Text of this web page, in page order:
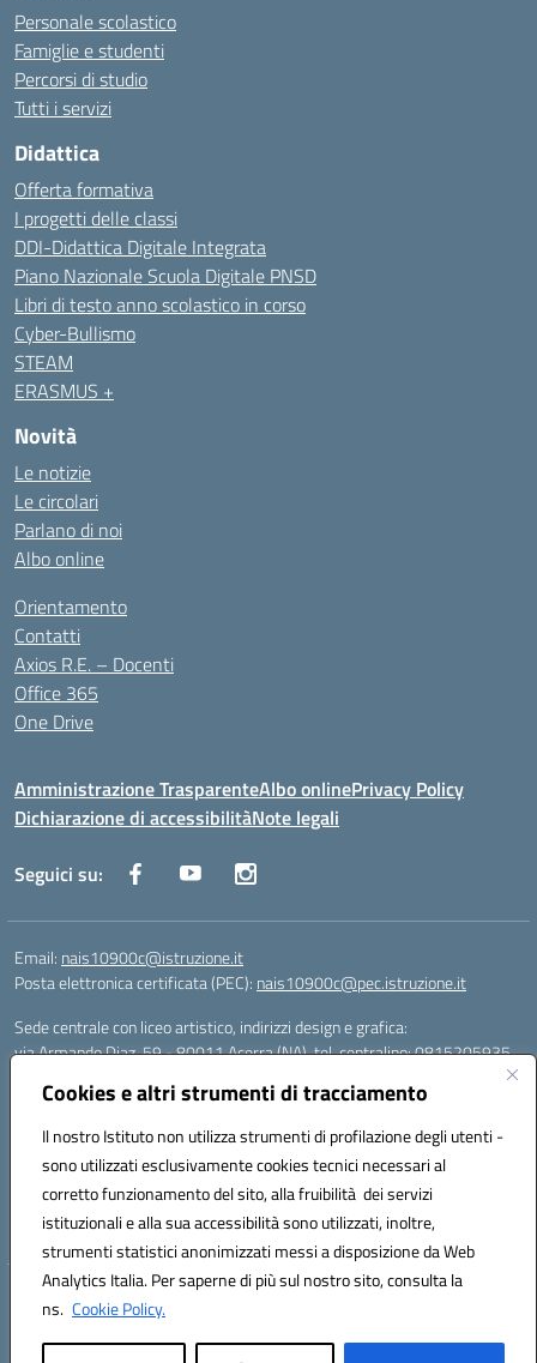
Cookies e altri strumenti di tracciamento
Il nostro Istituto non utilizza strumenti di profilazione degli utenti -
sono utilizzati esclusivamente cookies tecnici necessari al
corretto funzionamento del sito, alla fruibilità dei servizi
istituzionali e alla sua accessibilità sono utilizzati, inoltre,
strumenti statistici anonimizzati messi a disposizione da Web
Analytics Italia. Per saperne di più sul nostro sito, consulta la
ns. Cookie Policy.
Personale scolastico
Famiglie e studenti
Percorsi di studio
Tutti i servizi
Didattica
Offerta formativa
I progetti delle classi
DDI-Didattica Digitale Integrata
Piano Nazionale Scuola Digitale PNSD
Libri di testo anno scolastico in corso
Cyber-Bullismo
STEAM
ERASMUS +
Novità
Le notizie
Le circolari
Parlano di noi
Albo online
Orientamento
Contatti
Axios R.E. – Docenti
Office 365
One Drive
Amministrazione TrasparenteAlbo onlinePrivacy Policy
Dichiarazione di accessibilitàNote legali
Seguici su:
Email: nais10900c@istruzione.it
Posta elettronica certificata (PEC): nais10900c@pec.istruzione.it
Sede centrale con liceo artistico, indirizzi design e grafica:
via Armando Diaz, 59 - 80011 Acerra (NA), tel. centralino: 0815205935
via T. Campanella, 80011 Acerra (NA), tel/fax: 0818850905
Sede succursale con liceo musicale:
via S. Pellico, 80011 Acerra (NA), tel: 08119660921
Email: nais10900c@istruzione.it | PEC: nais10900c@pec.istruzione.it |
Nome Ufficio PA: Uff_eFatturaPA | Codice Univoco ufficio: UFOYYV |
C.Fisc: 93056740637
Hosting & Powered by 3D Solution S.r.l.
Concept & Design by Designers Italia